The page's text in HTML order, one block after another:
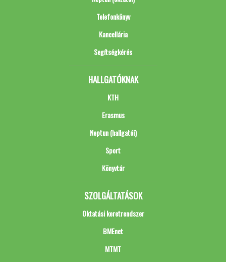
Telefonkönyv
Kancellária
Segítségkérés
HALLGATÓKNAK
KTH
Erasmus
Neptun (hallgatói)
Sport
Könyvtár
SZOLGÁLTATÁSOK
Oktatási keretrendszer
BMEnet
MTMT